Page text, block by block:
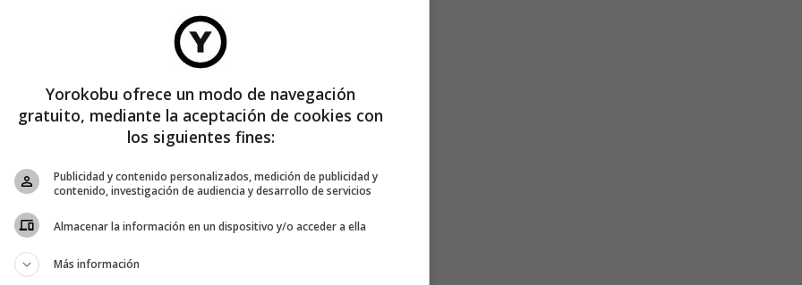
se considera a sí misma un “movimiento social” y, por lo
ir sujetas a condiciones
un número limitado de unidades
a “Rebajas” con el objeto de provocar la sensación de
Yorokobu ofrece un modo de navegación
gratuito, mediante la aceptación de cookies con
los siguientes fines:
Publicidad y contenido personalizados, medición de publicidad y
contenido, investigación de audiencia y desarrollo de servicios
Almacenar la información en un dispositivo y/o acceder a ella
Más información